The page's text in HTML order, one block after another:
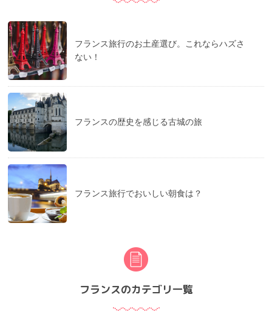
フランス旅行のお土産選び。これならハズさ
ない！
フランスの歴史を感じる古城の旅
フランス旅行でおいしい朝食は？
フランスのカテゴリ一覧